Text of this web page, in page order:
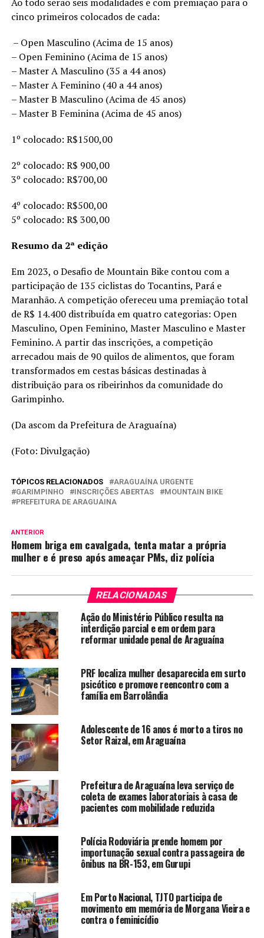
cinco primeiros colocados de cada:
– Open Masculino (Acima de 15 anos)
– Open Feminino (Acima de 15 anos)
– Master A Masculino (35 a 44 anos)
– Master A Feminino (40 a 44 anos)
– Master B Masculino (Acima de 45 anos)
– Master B Feminina (Acima de 45 anos)
1º colocado: R$1500,00
2º colocado: R$ 900,00
3º colocado: R$700,00
4º colocado: R$500,00
5º colocado: R$ 300,00
Resumo da 2ª edição
Em 2023, o Desafio de Mountain Bike contou com a
participação de 135 ciclistas do Tocantins, Pará e
Maranhão. A competição ofereceu uma premiação total
de R$ 14.400 distribuída em quatro categorias: Open
Masculino, Open Feminino, Master Masculino e Master
Feminino. A partir das inscrições, a competição
arrecadou mais de 90 quilos de alimentos, que foram
transformados em cestas básicas destinadas à
distribuição para os ribeirinhos da comunidade do
Garimpinho.
(Da ascom da Prefeitura de Araguaína)
(Foto: Divulgação)
TÓPICOS RELACIONADOS
ARAGUAÍNA URGENTE
GARIMPINHO
INSCRIÇÕES ABERTAS
MOUNTAIN BIKE
PREFEITURA DE ARAGUAINA
ANTERIOR
Homem briga em cavalgada, tenta matar a própria
mulher e é preso após ameaçar PMs, diz polícia
RELACIONADAS
Ação do Ministério Público resulta na
interdição parcial e em ordem para
reformar unidade penal de Araguaína
PRF localiza mulher desaparecida em surto
psicótico e promove reencontro com a
família em Barrolândia
Adolescente de 16 anos é morto a tiros no
Setor Raizal, em Araguaína
Prefeitura de Araguaína leva serviço de
coleta de exames laboratoriais à casa de
pacientes com mobilidade reduzida
Polícia Rodoviária prende homem por
importunação sexual contra passageira de
ônibus na BR-153, em Gurupi
Em Porto Nacional, TJTO participa de
movimento em memória de Morgana Vieira e
contra o feminicídio